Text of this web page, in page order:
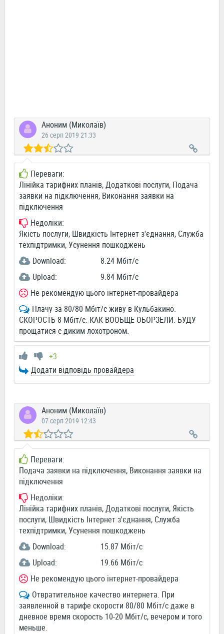
Аноним (Миколаїв)
26 серп 2019 21:33
Переваги:
Лінійка тарифних планів, Додаткові послуги, Подача
заявки на підключення, Виконання заявки на
підключення
Недоліки:
Якість послуги, Швидкість Інтернет з'єднання, Служба
техпідтримки, Усунення пошкоджень
Download:
8.24 Мбіт/c
Upload:
9.84 Мбіт/c
Не рекомендую цього інтернет-провайдера
Плачу за 80/80 Мбіт/с живу в Кульбакино.
СКОРОСТЬ 8 Мбіт/с. КАК ВООБЩЕ ОБОРЗЕЛИ. БУДУ
прощатися с диким лохотроном.
+3
Додати відповідь провайдера
Аноним (Миколаїв)
07 серп 2019 12:43
Переваги:
Подача заявки на підключення, Виконання заявки на
підключення
Недоліки:
Лінійка тарифних планів, Додаткові послуги, Якість
послуги, Швидкість Інтернет з'єднання, Служба
техпідтримки, Усунення пошкоджень
Download:
15.87 Мбіт/c
Upload:
19.66 Мбіт/c
Не рекомендую цього інтернет-провайдера
Отвратительное качество интернета. При
заявленной в тарифе скорости 80/80 Мбіт/с даже в
дневное время скорость 10-20 Мбіт/с, вечером и того
меньше.